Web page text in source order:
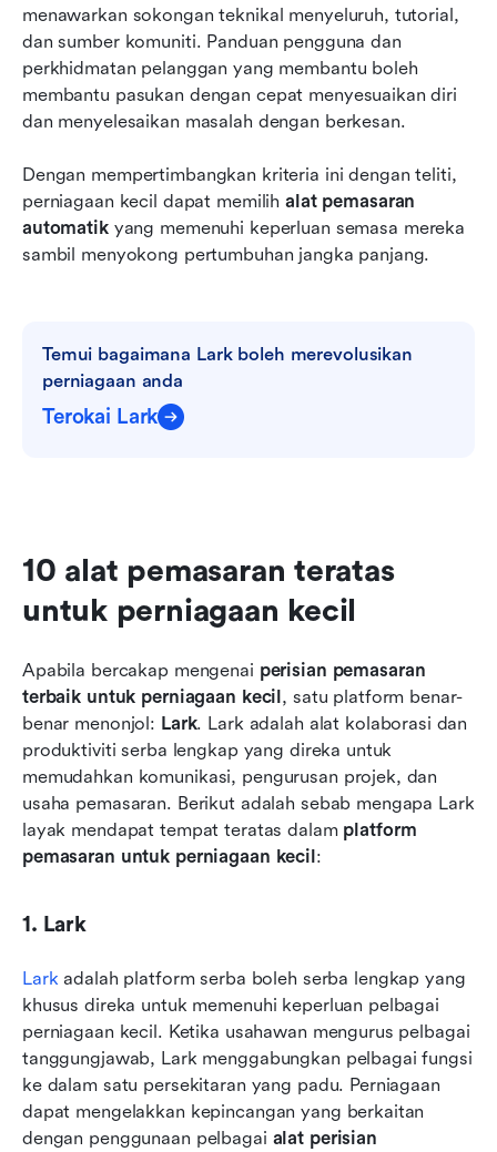
menawarkan sokongan teknikal menyeluruh, tutorial,
dan sumber komuniti. Panduan pengguna dan
perkhidmatan pelanggan yang membantu boleh
membantu pasukan dengan cepat menyesuaikan diri
dan menyelesaikan masalah dengan berkesan.
Dengan mempertimbangkan kriteria ini dengan teliti,
perniagaan kecil dapat memilih alat pemasaran
automatik yang memenuhi keperluan semasa mereka
sambil menyokong pertumbuhan jangka panjang.
Temui bagaimana Lark boleh merevolusikan
perniagaan anda
Terokai Lark
10 alat pemasaran teratas
untuk perniagaan kecil
Apabila bercakap mengenai perisian pemasaran
terbaik untuk perniagaan kecil, satu platform benar-
benar menonjol: Lark. Lark adalah alat kolaborasi dan
produktiviti serba lengkap yang direka untuk
memudahkan komunikasi, pengurusan projek, dan
usaha pemasaran. Berikut adalah sebab mengapa Lark
layak mendapat tempat teratas dalam platform
pemasaran untuk perniagaan kecil:
1. Lark
Lark adalah platform serba boleh serba lengkap yang
khusus direka untuk memenuhi keperluan pelbagai
perniagaan kecil. Ketika usahawan mengurus pelbagai
tanggungjawab, Lark menggabungkan pelbagai fungsi
ke dalam satu persekitaran yang padu. Perniagaan
dapat mengelakkan kepincangan yang berkaitan
dengan penggunaan pelbagai alat perisian